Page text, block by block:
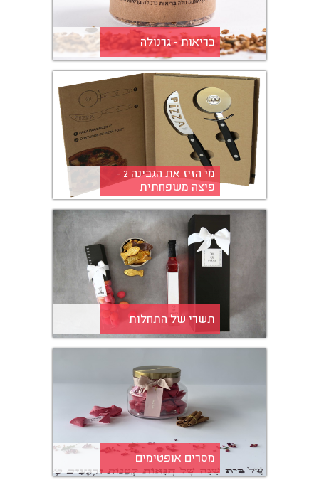
בריאות - גרנולה
מי הזיז את הגבינה 2 -
פיצה משפחתית
תשרי של התחלות
מסרים אופטימים